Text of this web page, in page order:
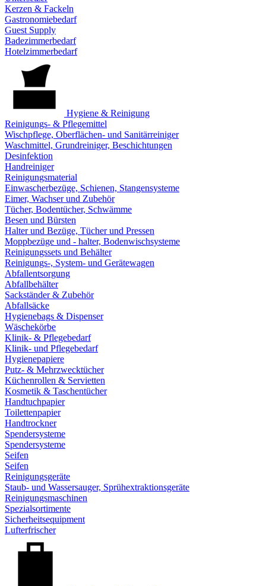
Kerzen & Fackeln
Gastronomiebedarf
Guest Supply
Badezimmerbedarf
Hotelzimmerbedarf
Hygiene & Reinigung
Reinigungs- & Pflegemittel
Wischpflege, Oberflächen- und Sanitärreiniger
Waschmittel, Grundreiniger, Beschichtungen
Desinfektion
Handreiniger
Reinigungsmaterial
Einwascherbezüge, Schienen, Stangensysteme
Eimer, Wachser und Zubehör
Tücher, Bodentücher, Schwämme
Besen und Bürsten
Halter und Bezüge, Tücher und Pressen
Moppbezüge und - halter, Bodenwischsysteme
Reinigungssets und Behälter
Reinigungs-, System- und Gerätewagen
Abfallentsorgung
Abfallbehälter
Sackständer & Zubehör
Abfallsäcke
Hygienebags & Dispenser
Wäschekörbe
Klinik- & Pflegebedarf
Klinik- und Pflegebedarf
Hygienepapiere
Putz- & Mehrzwecktücher
Küchenrollen & Servietten
Kosmetik & Taschentücher
Handtuchpapier
Toilettenpapier
Handtrockner
Spendersysteme
Spendersysteme
Seifen
Seifen
Reinigungsgeräte
Staub- und Wassersauger, Sprühextraktionsgeräte
Reinigungsmaschinen
Spezialsortimente
Sicherheitsequipment
Lufterfrischer